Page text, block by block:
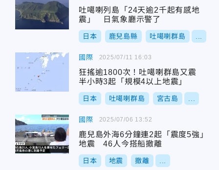
吐噶喇列島「24天逾2千起有感地
震」 日氣象廳示警了
日本 鹿兒島縣 吐噶喇群島
國際
狂搖逾1800次！吐噶喇群島又震
半小時3起「規模4以上地震」
日本 吐噶喇群島 宮古島
2025/07/11 16:03
國際
鹿兒島外海6分鐘連2起「震度5強」
地震 46人今搭船撤離
日本 地震 撤離
2025/07/06 13:52